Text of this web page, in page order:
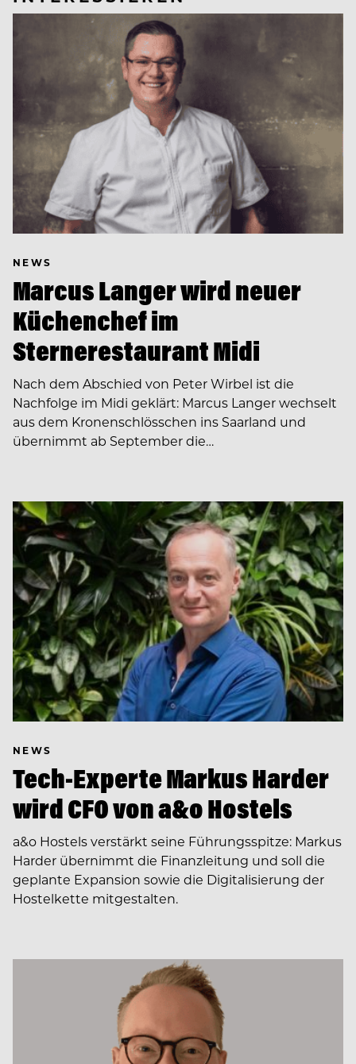
NEWS
Marcus Langer wird neuer
Küchenchef im
Sternerestaurant Midi
Nach dem Abschied von Peter Wirbel ist die
Nachfolge im Midi geklärt: Marcus Langer wechselt
aus dem Kronenschlösschen ins Saarland und
übernimmt ab September die…
NEWS
Tech-Experte Markus Harder
wird CFO von a&o Hostels
a&o Hostels verstärkt seine Führungsspitze: Markus
Harder übernimmt die Finanzleitung und soll die
geplante Expansion sowie die Digitalisierung der
Hostelkette mitgestalten.